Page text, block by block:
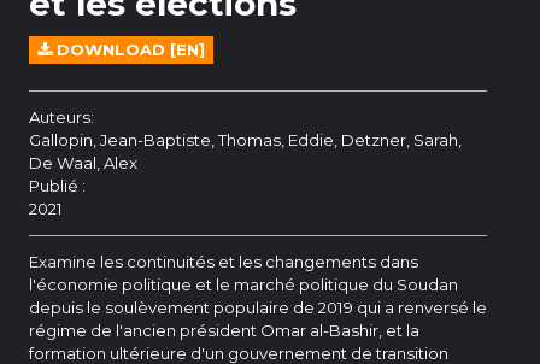
DOWNLOAD [EN]
Auteurs:
Gallopin, Jean-Baptiste, Thomas, Eddie, Detzner, Sarah,
De Waal, Alex
Publié :
2021
Examine les continuités et les changements dans
l'économie politique et le marché politique du Soudan
depuis le soulèvement populaire de 2019 qui a renversé le
régime de l'ancien président Omar al-Bashir, et la
formation ultérieure d'un gouvernement de transition